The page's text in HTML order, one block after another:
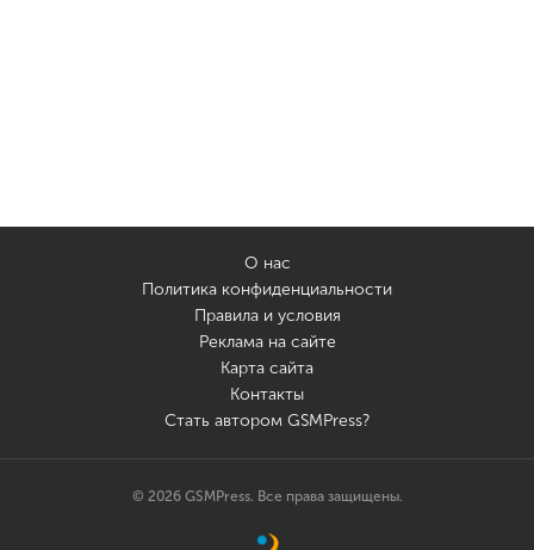
О нас
Политика конфиденциальности
Правила и условия
Реклама на сайте
Карта сайта
Контакты
Стать автором GSMPress?
© 2026 GSMPress. Все права защищены.